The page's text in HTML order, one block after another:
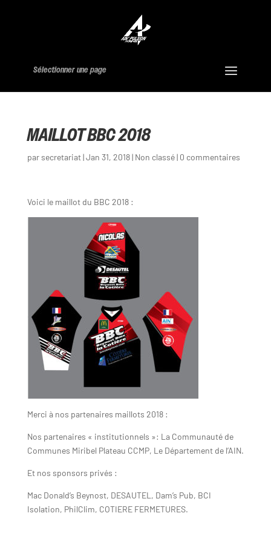
Sélectionner une page
MAILLOT BBC 2018
par secretariat|Jan 31, 2018| Non classé| 0 commentaires
Voici le maillot du BBC 2018 :
Merci à nos partenaires maillots 2018 :
Nos partenaires « institutionnels »: La Communauté de
Communes Miribel Plateau CCMP, Le Département de l’AIN.
Et nos sponsors privés :
Mac Donald’s Beynost, DESAUTEL, Dam’s Pub, BCI
Isolation, PhilClim, COTIERE FERMETURES.